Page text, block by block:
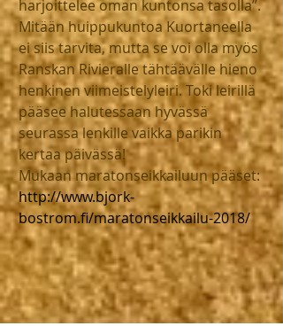
harjoittelee oman kuntonsa tasolla”.
Mitään huippukuntoa Kuortaneella
ei siis tarvita, mutta se voi olla myös
Ranskan Rivieralle tähtäävälle hieno
henkinen viimeistelyleiri. Toki leirillä
pääsee halutessaan hyvässä
seurassa lenkille vaikka parikin
kertaa päivässä!
Mukaan maratonseikkailuun pääset:
http://www.bjork-
bostrom.fi/maratonseikkailu-2018/